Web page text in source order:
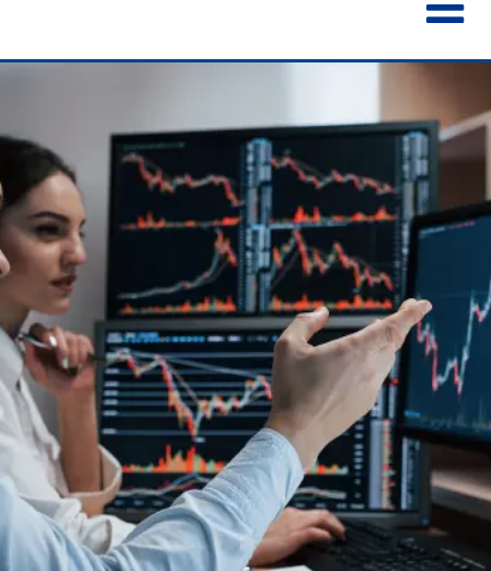
FRANÇAIS
中文